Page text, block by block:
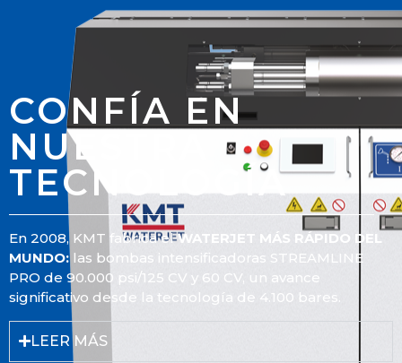
CONFÍA EN
NUESTRA
TECNOLOGÍA
En 2008, KMT fabrica elWATERJET MÁS RÁPIDO DEL
MUNDO:las bombas intensificadoras STREAMLINE
PRO de 90.000 psi/125 CV y 60 CV, un avance
significativo desde la tecnología de 4.100 bares.
LEER MÁS